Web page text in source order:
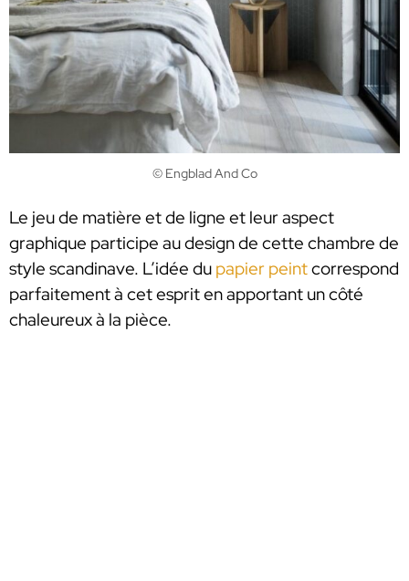
© Engblad And Co
Le jeu de matière et de ligne et leur aspect
graphique participe au design de cette chambre de
style scandinave. L’idée du papier peintcorrespond
parfaitement à cet esprit en apportant un côté
chaleureux à la pièce.